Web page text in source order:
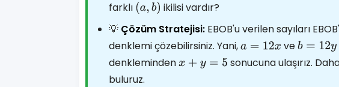
farklı (a,b) ikilisi vardır?
💡 Çözüm Stratejisi: EBOB'u verilen sayıları
denklemi çözebilirsiniz. Yani,a =12 x veb =12y
denklemindenx+y=5 sonucuna ulaşırız.
buluruz.